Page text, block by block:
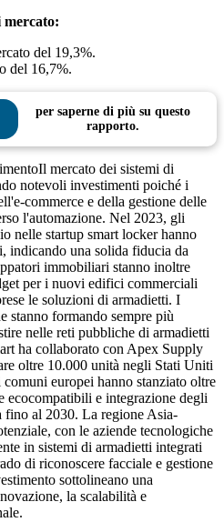
mercato:
del 19,3%.
del 16,7%.
per saperne di più su questo
rapporto.
mercato dei sistemi di
notevoli investimenti poiché i
commerce e della gestione delle
l'automazione. Nel 2023, gli
nelle startup smart locker hanno
indicando una solida fiducia da
immobiliari stanno inoltre
per i nuovi edifici commerciali
le soluzioni di armadietti. I
stanno formando sempre più
nelle reti pubbliche di armadietti
ha collaborato con Apex Supply
oltre 10.000 unità negli Stati Uniti
europei hanno stanziato oltre
ecocompatibili e integrazione degli
al 2030. La regione Asia-
con le aziende tecnologiche
in sistemi di armadietti integrati
di riconoscere facciale e gestione
sottolineano una
la scalabilità e